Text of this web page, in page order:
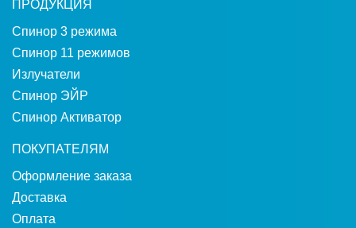
ПРОДУКЦИЯ
Спинор 3 режима
Спинор 11 режимов
Излучатели
Спинор ЭЙР
Спинор Активатор
ПОКУПАТЕЛЯМ
Оформление заказа
Доставка
Оплата